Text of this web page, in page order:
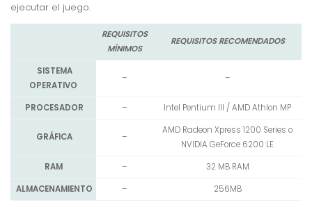
ejecutar el juego.
REQUISITOS
MÍNIMOS
REQUISITOS RECOMENDADOS
SISTEMA
OPERATIVO
– –
PROCESADOR – Intel Pentium III / AMD Athlon MP
GRÁFICA –
AMD Radeon Xpress 1200 Series o
NVIDIA GeForce 6200 LE
RAM
–
32 MB RAM
ALMACENAMIENTO
– 256MB